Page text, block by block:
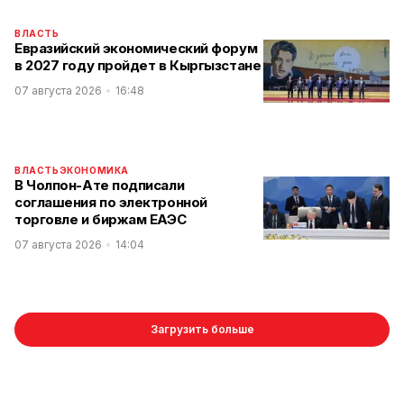
ВЛАСТЬ
Евразийский экономический форум
в 2027 году пройдет в Кыргызстане
07 августа 2026 16:48
ВЛАСТЬЭКОНОМИКА
В Чолпон-Ате подписали
соглашения по электронной
торговле и биржам ЕАЭС
07 августа 2026 14:04
Загрузить больше